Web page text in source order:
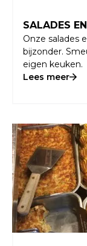
SALADES
Onze salades
bijzonder.
eigen keuken.
Lees meer